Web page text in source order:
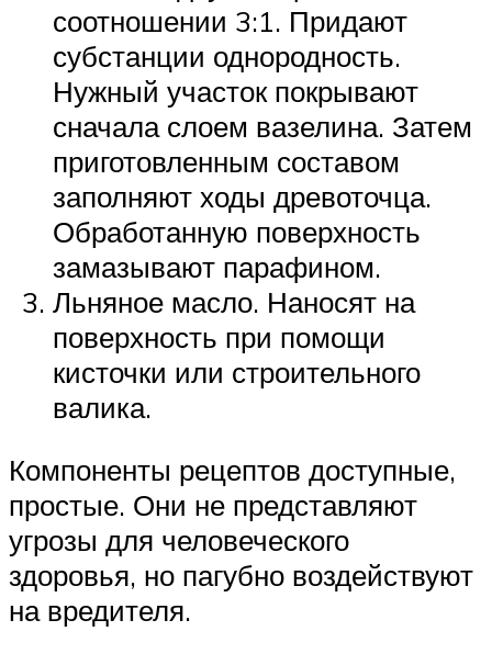
соотношении 3:1. Придают
субстанции однородность.
Нужный участок покрывают
сначала слоем вазелина. Затем
приготовленным составом
заполняют ходы древоточца.
Обработанную поверхность
замазывают парафином.
Льняное масло. Наносят на
поверхность при помощи
кисточки или строительного
валика.
Компоненты рецептов доступные,
простые. Они не представляют
угрозы для человеческого
здоровья, но пагубно воздействуют
на вредителя.